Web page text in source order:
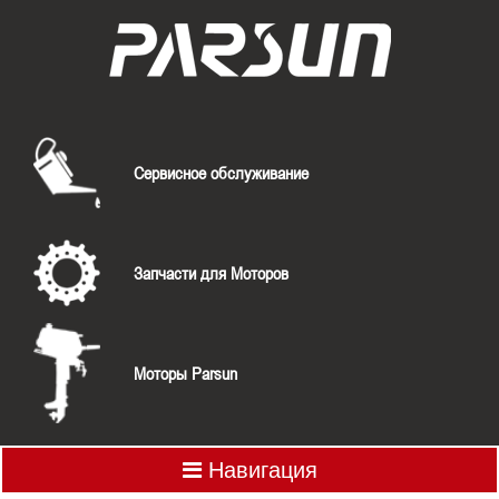
Сервисное обслуживание
Запчасти для Моторов
Моторы Parsun
Навигация